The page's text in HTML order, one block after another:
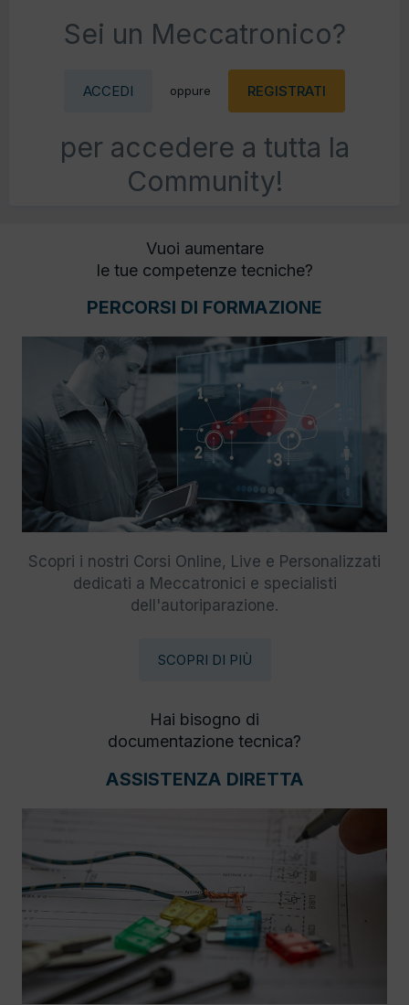
Sei un Meccatronico?
ACCEDI oppure REGISTRATI
per accedere a tutta la
Community!
Vuoi aumentare
le tue competenze tecniche?
PERCORSI DI FORMAZIONE
Scopri i nostri Corsi Online, Live e Personalizzati
dedicati a Meccatronici e specialisti
dell'autoriparazione.
SCOPRI DI PIÙ
Hai bisogno di
documentazione tecnica?
ASSISTENZA DIRETTA